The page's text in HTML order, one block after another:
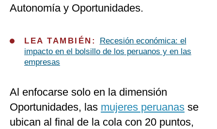
Autonomía y Oportunidades.
LEA TAMBIÉN:
Recesión económica: el
impacto en el bolsillo de los peruanos y en las
empresas
Al enfocarse solo en la dimensión
Oportunidades, las mujeres peruanas se
ubican al final de la cola con 20 puntos,